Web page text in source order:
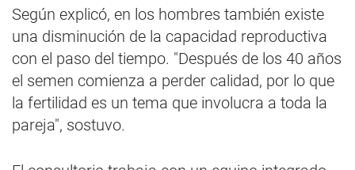
Según explicó, en los hombres también existe
una disminución de la capacidad reproductiva
con el paso del tiempo. "Después de los 40 años
el semen comienza a perder calidad, por lo que
la fertilidad es un tema que involucra a toda la
pareja", sostuvo.